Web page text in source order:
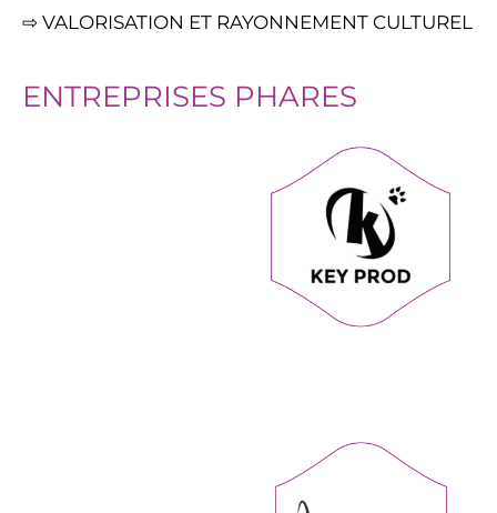
⇨ VALORISATION ET RAYONNEMENT CULTUREL
ENTREPRISES PHARES